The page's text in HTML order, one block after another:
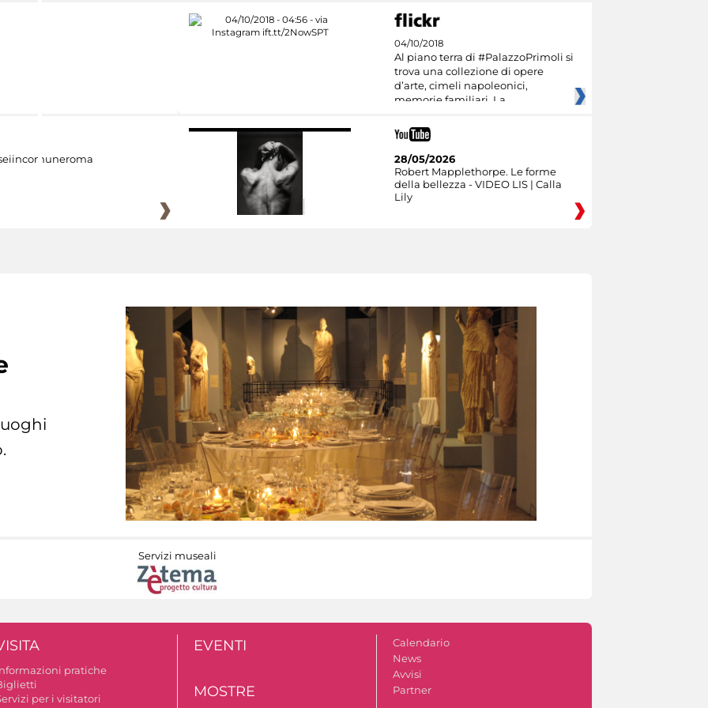
04/10/2018
Al piano terra di #PalazzoPrimoli si
trova una collezione di opere
d’arte, cimeli napoleonici,
memorie familiari. La
28/05/2026
Robert Mapplethorpe. Le forme
della bellezza - VIDEO LIS | Calla
Lily
Servizi museali
pratiche
per i visitatori
EVENTI
MOSTRE
Calendario
News
Avvisi
Partner